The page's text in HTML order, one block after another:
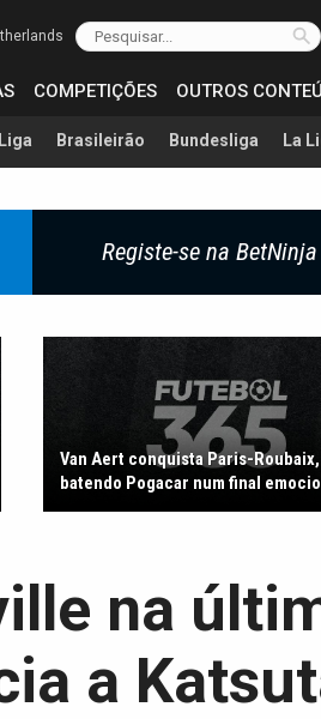
COMPETIÇÕES OUTROS
Brasileirão Bundesliga La
Registe-se na
Van Aert conquista Paris-Roubaix,
batendo Pogacar num final
na
a